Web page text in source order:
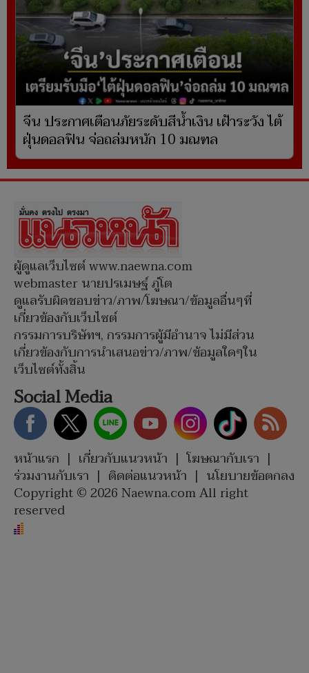
จีน ประกาศเตือนภัยระดับสีน้ำเงิน เฝ้าระวัง ไต้
ฝุ่นดอลฟิน จ่อถล่มหนัก 10 มณฑล
ผู้ดูแลเว็บไซต์ www.naewna.com
webmaster นายปรเมษฐ์ ภู่โต
ดูแลรับผิดชอบข่าว/ภาพ/โฆษณา/ข้อมูลอื่นๆที่
เกี่ยวข้องกับเว็บไซต์
กรรมการบริษัทฯ, กรรมการผู้มีอำนาจ ไม่มีส่วน
เกี่ยวข้องกับการนำเสนอข่าว/ภาพ/ข้อมูลใดๆใน
เว็บไซต์ทั้งสิ้น
Social Media
หน้าแรก | เกี่ยวกับแนวหน้า | โฆษณากับเรา |
ร่วมงานกับเรา | ติดต่อแนวหน้า | นโยบายข้อตกลง
Copyright © 2026 Naewna.com All right
reserved